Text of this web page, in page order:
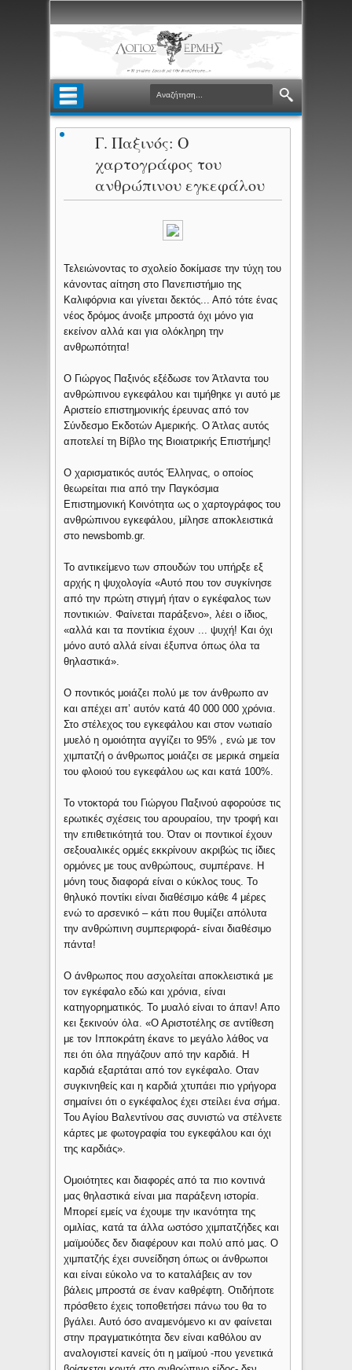
Γ. Παξινός: Ο
χαρτογράφος του
ανθρώπινου εγκεφάλου
Τελειώνοντας το σχολείο δοκίμασε την τύχη του
κάνοντας αίτηση στο Πανεπιστήμιο της
Καλιφόρνια και γίνεται δεκτός... Από τότε ένας
νέος δρόμος άνοιξε μπροστά όχι μόνο για
εκείνον αλλά και για ολόκληρη την
ανθρωπότητα!
Ο Γιώργος Παξινός εξέδωσε τον Άτλαντα του
ανθρώπινου εγκεφάλου και τιμήθηκε γι αυτό με
Αριστείο επιστημονικής έρευνας από τον
Σύνδεσμο Εκδοτών Αμερικής. Ο Άτλας αυτός
αποτελεί τη Βίβλο της Βιοιατρικής Επιστήμης!
Ο χαρισματικός αυτός Έλληνας, ο οποίος
θεωρείται πια από την Παγκόσμια
Επιστημονική Κοινότητα ως ο χαρτογράφος του
ανθρώπινου εγκεφάλου, μίλησε αποκλειστικά
στο newsbomb.gr.
Το αντικείμενο των σπουδών του υπήρξε εξ
αρχής η ψυχολογία «Αυτό που τον συγκίνησε
από την πρώτη στιγμή ήταν ο εγκέφαλος των
ποντικιών. Φαίνεται παράξενο», λέει ο ίδιος,
«αλλά και τα ποντίκια έχουν ... ψυχή! Και όχι
μόνο αυτό αλλά είναι έξυπνα όπως όλα τα
θηλαστικά».
Ο ποντικός μοιάζει πολύ με τον άνθρωπο αν
και απέχει απ’ αυτόν κατά 40 000 000 χρόνια.
Στο στέλεχος του εγκεφάλου και στον νωτιαίο
μυελό η ομοιότητα αγγίζει το 95% , ενώ με τον
χιμπατζή ο άνθρωπος μοιάζει σε μερικά σημεία
του φλοιού του εγκεφάλου ως και κατά 100%.
Το ντοκτορά του Γιώργου Παξινού αφορούσε τις
ερωτικές σχέσεις του αρουραίου, την τροφή και
την επιθετικότητά του. Όταν οι ποντικοί έχουν
σεξουαλικές ορμές εκκρίνουν ακριβώς τις ίδιες
ορμόνες με τους ανθρώπους, συμπέρανε. Η
μόνη τους διαφορά είναι ο κύκλος τους. Το
θηλυκό ποντίκι είναι διαθέσιμο κάθε 4 μέρες
ενώ το αρσενικό – κάτι που θυμίζει απόλυτα
την ανθρώπινη συμπεριφορά- είναι διαθέσιμο
πάντα!
Ο άνθρωπος που ασχολείται αποκλειστικά με
τον εγκέφαλο εδώ και χρόνια, είναι
κατηγορηματικός. Το μυαλό είναι το άπαν! Απο
κει ξεκινούν όλα. «Ο Αριστοτέλης σε αντίθεση
με τον Ιπποκράτη έκανε το μεγάλο λάθος να
πει ότι όλα πηγάζουν από την καρδιά. Η
καρδιά εξαρτάται από τον εγκέφαλο. Οταν
συγκινηθείς και η καρδιά χτυπάει πιο γρήγορα
σημαίνει ότι ο εγκέφαλος έχει στείλει ένα σήμα.
Του Αγίου Βαλεντίνου σας συνιστώ να στέλνετε
κάρτες με φωτογραφία του εγκεφάλου και όχι
της καρδιάς».
Ομοιότητες και διαφορές από τα πιο κοντινά
μας θηλαστικά είναι μια παράξενη ιστορία.
Μπορεί εμείς να έχουμε την ικανότητα της
ομιλίας, κατά τα άλλα ωστόσο χιμπατζήδες και
μαϊμούδες δεν διαφέρουν και πολύ από μας. Ο
χιμπατζής έχει συνείδηση όπως οι άνθρωποι
και είναι εύκολο να το καταλάβεις αν τον
βάλεις μπροστά σε έναν καθρέφτη. Οτιδήποτε
πρόσθετο έχεις τοποθετήσει πάνω του θα το
βγάλει. Αυτό όσο αναμενόμενο κι αν φαίνεται
στην πραγματικότητα δεν είναι καθόλου αν
αναλογιστεί κανείς ότι η μαϊμού -που γενετικά